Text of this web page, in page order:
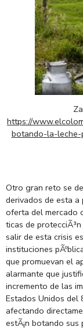
https://
botando-la-
Otro gran reto se
derivados de esta a
oferta del mercado
ticas de
salir de esta crisis
instituciones
que promuevan el
alarmante que
incremento de las
Estados Unidos
afectando
estÃ¡n botando